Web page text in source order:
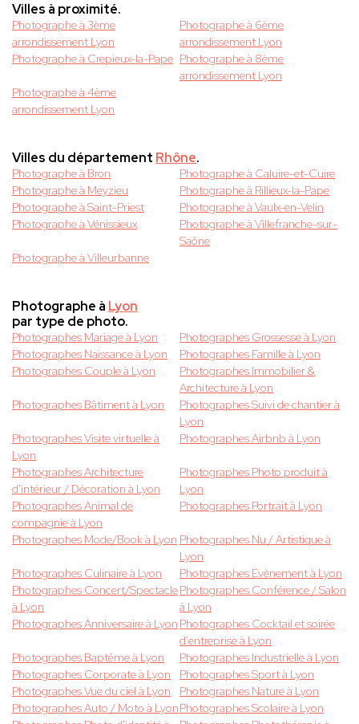
Villes à proximité.
Photographe à 3ème
arrondissement Lyon
Photographe à 6ème
arrondissement Lyon
Photographe à Crepieux-la-Pape Photographe à 8ème
arrondissement Lyon
Photographe à 4ème
arrondissement Lyon
Villes du département Rhône.
Photographe à Bron
Photographe à Caluire-et-Cuire
Photographe à Meyzieu
Photographe à Rillieux-la-Pape
Photographe à Saint-Priest
Photographe à Vaulx-en-Velin
Photographe à Vénissieux
Photographe à Villefranche-sur-
Saône
Photographe à Villeurbanne
Photographe à Lyon
par type de photo.
Photographes Mariage à Lyon
Photographes Grossesse à Lyon
Photographes Naissance à Lyon
Photographes Famille à Lyon
Photographes Couple à Lyon
Photographes Immobilier &
Architecture à Lyon
Photographes Bâtiment à Lyon
Photographes Suivi de chantier à
Lyon
Photographes Visite virtuelle à
Lyon
Photographes Airbnb à Lyon
Photographes Architecture
d'intérieur / Décoration à Lyon
Photographes Photo produit à
Lyon
Photographes Animal de
compagnie à Lyon
Photographes Portrait à Lyon
Photographes Mode/Book à Lyon Photographes Nu / Artistique à
Lyon
Photographes Culinaire à Lyon
Photographes Evènement à Lyon
Photographes Concert/Spectacle
à Lyon
Photographes Conférence / Salon
à Lyon
Photographes Anniversaire à Lyon Photographes Cocktail et soirée
d'entreprise à Lyon
Photographes Baptême à Lyon
Photographes Industrielle à Lyon
Photographes Corporate à Lyon
Photographes Sport à Lyon
Photographes Vue du ciel à Lyon
Photographes Nature à Lyon
Photographes Auto / Moto à LyonPhotographes Scolaire à Lyon